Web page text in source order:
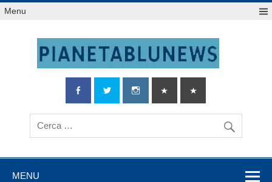
Salta
alMenu
MENU